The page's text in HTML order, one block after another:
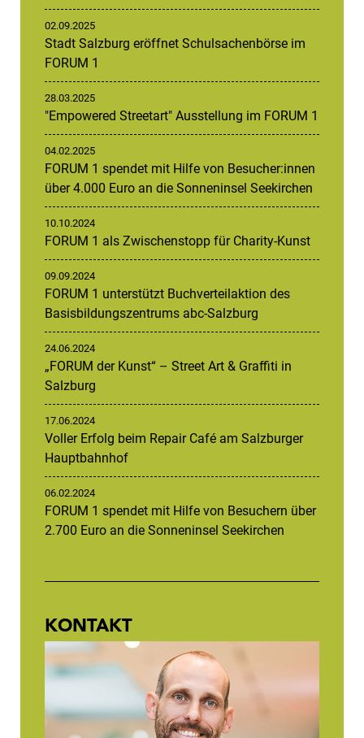
02.09.2025
Stadt Salzburg eröffnet Schulsachenbörse im
FORUM 1
28.03.2025
"Empowered Streetart" Ausstellung im FORUM 1
04.02.2025
FORUM 1 spendet mit Hilfe von Besucher:innen
über 4.000 Euro an die Sonneninsel Seekirchen
10.10.2024
FORUM 1 als Zwischenstopp für Charity-Kunst
09.09.2024
FORUM 1 unterstützt Buchverteilaktion des
Basisbildungszentrums abc-Salzburg
24.06.2024
„FORUM der Kunst“ – Street Art & Graffiti in
Salzburg
17.06.2024
Voller Erfolg beim Repair Café am Salzburger
Hauptbahnhof
06.02.2024
FORUM 1 spendet mit Hilfe von Besuchern über
2.700 Euro an die Sonneninsel Seekirchen
KONTAKT